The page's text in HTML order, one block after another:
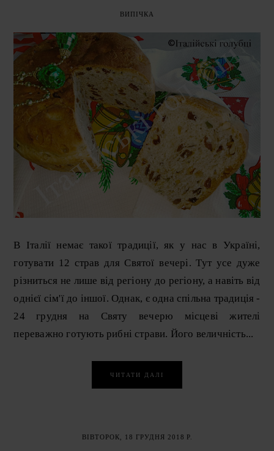
ВИПІЧКА
В Італії немає такої традиції, як у нас в Україні,
готувати 12 страв для Святої вечері. Тут усе дуже
різниться не лише від регіону до регіону, а навіть від
однієї сім'ї до іншої. Однак, є одна спільна традиція -
24 грудня на Святу вечерю місцеві жителі
переважно готують рибні страви. Його величність...
ЧИТАТИ ДАЛІ
ВІВТОРОК, 18 ГРУДНЯ 2018 Р.